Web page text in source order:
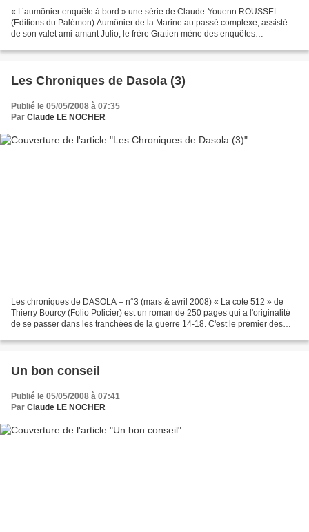
« L’aumônier enquête à bord » une série de Claude-Youenn ROUSSEL
(Editions du Palémon) Aumônier de la Marine au passé complexe, assisté
de son valet ami-amant Julio, le frère Gratien mène des enquêtes
Les Chroniques de Dasola (3)
Publié le 05/05/2008 à 07:35
Par Claude LE NOCHER
Les chroniques de DASOLA – n°3 (mars & avril 2008) « La cote 512 » de
Thierry Bourcy (Folio Policier) est un roman de 250 pages qui a l'originalité
de se passer dans les tranchées de la guerre 14-18. C'est le premier des
Un bon conseil
Publié le 05/05/2008 à 07:41
Par Claude LE NOCHER